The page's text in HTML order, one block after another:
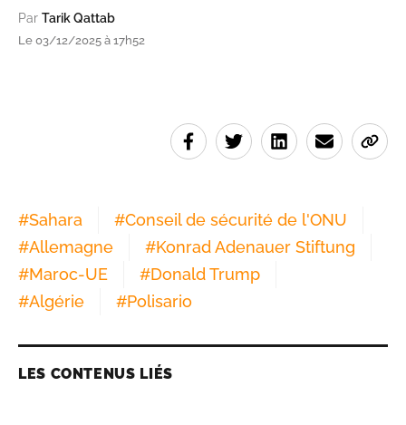
Par Tarik Qattab
Le 03/12/2025 à 17h52
#Sahara #Conseil de sécurité de l'ONU
#Allemagne #Konrad Adenauer Stiftung
#Maroc-UE #Donald Trump
#Algérie #Polisario
LES CONTENUS LIÉS